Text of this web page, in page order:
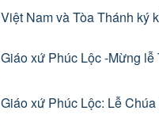
Việt Nam và Tòa Thánh ký
Giáo xứ Phúc Lộc -Mừng
Giáo xứ Phúc Lộc: Lễ